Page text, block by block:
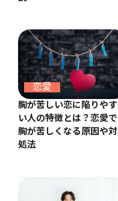
恋愛
胸が苦しい恋に陥りやす
い人の特徴とは？恋愛で
胸が苦しくなる原因や対
処法